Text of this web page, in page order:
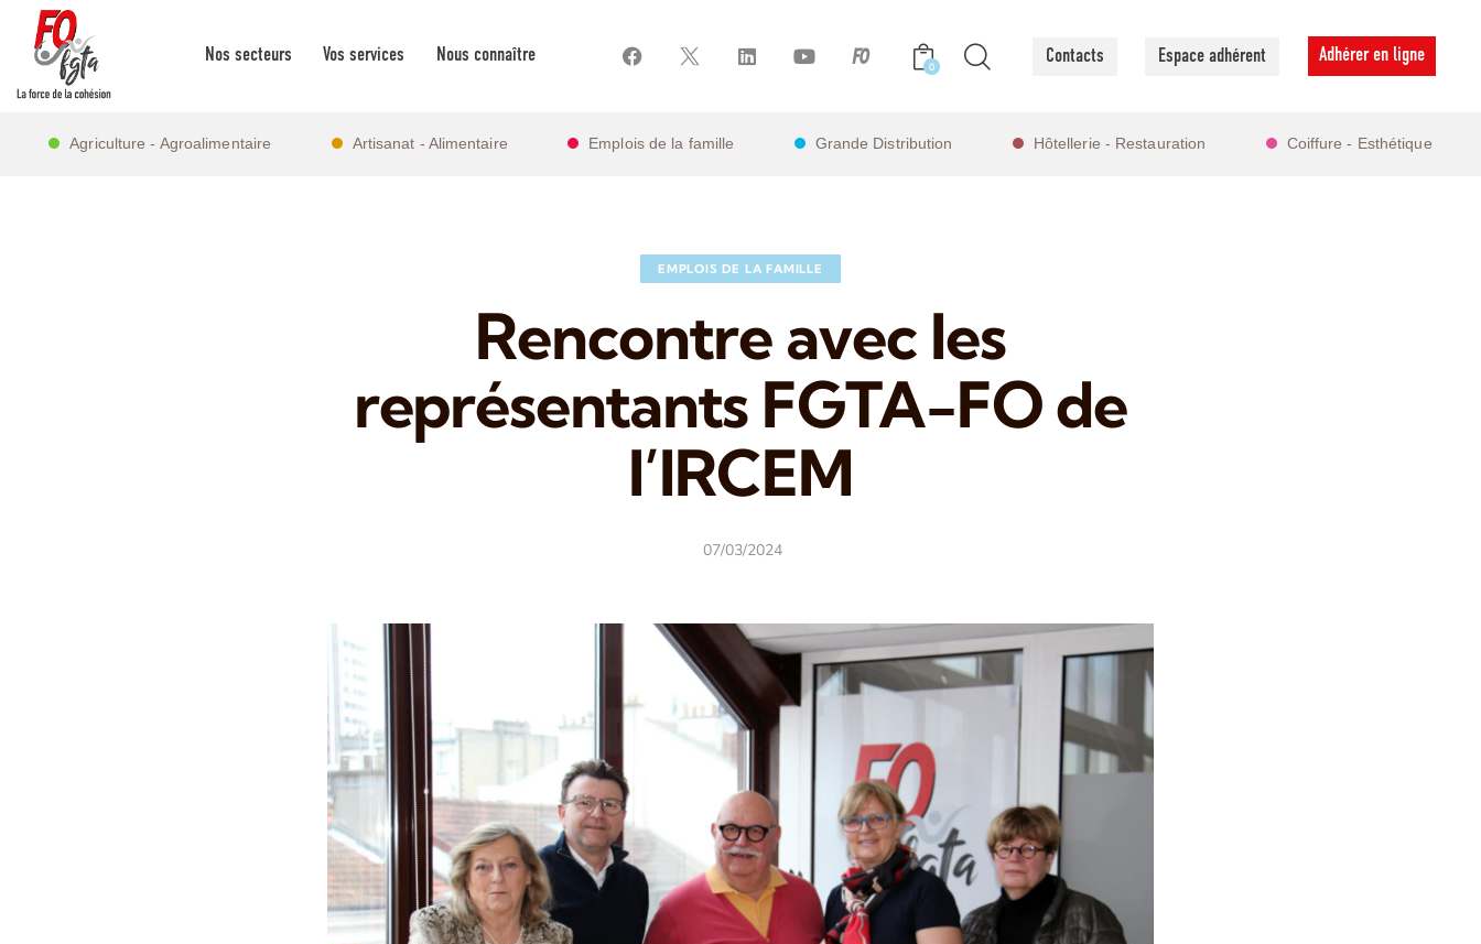
Nos secteurs Vos services Nous connaître
0 Contacts Espace adhérent Adhérer en ligne
Agriculture - Agroalimentaire Artisanat - Alimentaire Emplois de la famille Grande Distribution Hôtellerie - Restauration Coiffure - Esthétique
EMPLOIS DE LA FAMILLE
Rencontre avec les
représentants FGTA-FO de
l’IRCEM
07/03/2024